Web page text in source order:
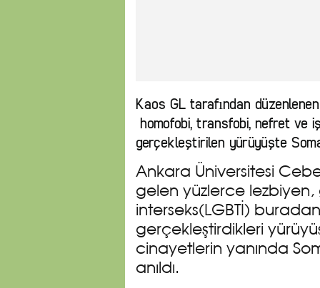
Kaos GL tarafından
homofobi, transfobi, nefret ve
gerçekleştirilen yürüyüşte
Ankara Üniversitesi
gelen yüzlerce lezbiyen,
interseks(LGBTİ)
gerçekleştirdikleri
cinayetlerin yanında
anıldı.